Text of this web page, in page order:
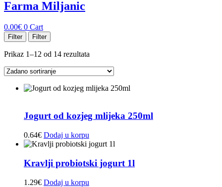
Farma Miljanic
0.00€ 0 Cart
Filter Filter
Prikaz 1–12 od 14 rezultata
Jogurt od kozjeg mlijeka 250ml
0.64€ Dodaj u korpu
Kravlji probiotski jogurt 1l
1.29€ Dodaj u korpu